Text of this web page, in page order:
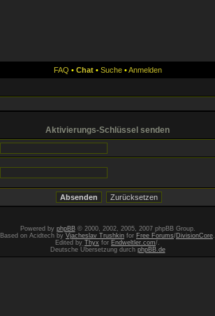
FAQ • Chat• Suche•Anmelden
Aktivierungs-Schlüssel senden
Powered by phpBB© 2000, 2002, 2005, 2007 phpBB Group.
Based on Acidtech by Vjacheslav Trushkin for Free Forums/DivisionCore.
Edited by Thyx for Endweltler.com/.
Deutsche Übersetzung durch phpBB.de